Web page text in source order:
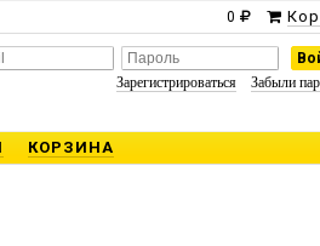
0
Зарегистрироваться Забыли
КОРЗИНА